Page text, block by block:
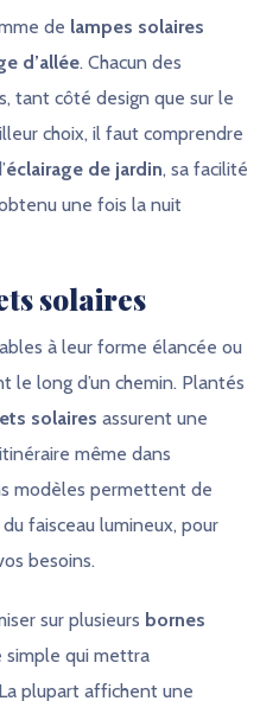
de lampes solaires
d’allée. Chacun des
tant côté design que sur le
choix, il faut comprendre
éclairage de jardin, sa facilité
une fois la nuit
solaires
à leur forme élancée ou
le long d’un chemin. Plantés
solaires assurent une
même dans
modèles permettent de
faisceau lumineux, pour
besoins.
sur plusieurs bornes
simple qui mettra
plupart affichent une